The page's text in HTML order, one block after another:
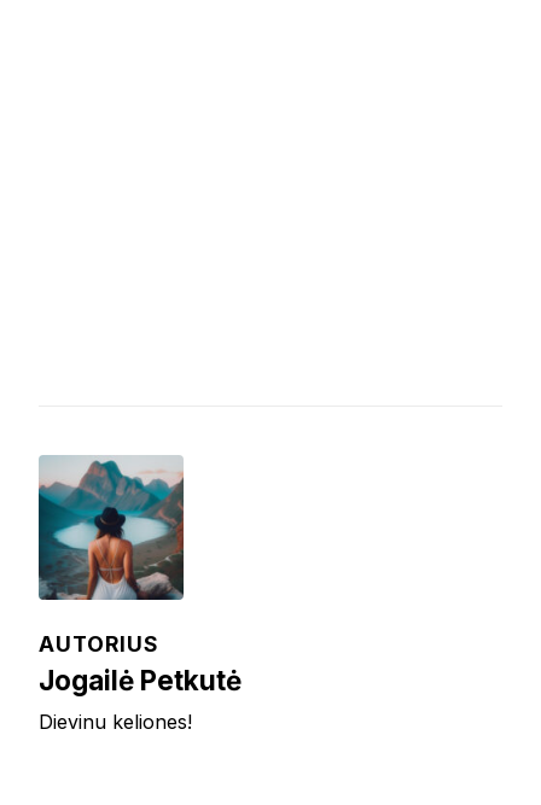
AUTORIUS
Jogailė Petkutė
Dievinu keliones!